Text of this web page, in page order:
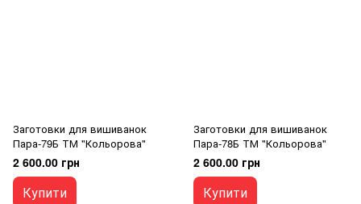
Заготовки для вишиванок
Пара-79Б ТМ "Кольорова"
2 600.00 грн
Купити
Заготовки для вишиванок
Пара-78Б ТМ "Кольорова"
2 600.00 грн
Купити